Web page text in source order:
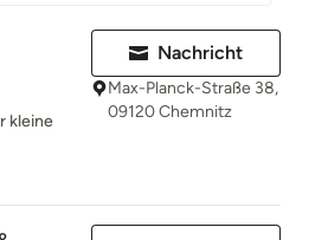
kleine
Nachricht
Max-Planck-Straße 38,
09120 Chemnitz